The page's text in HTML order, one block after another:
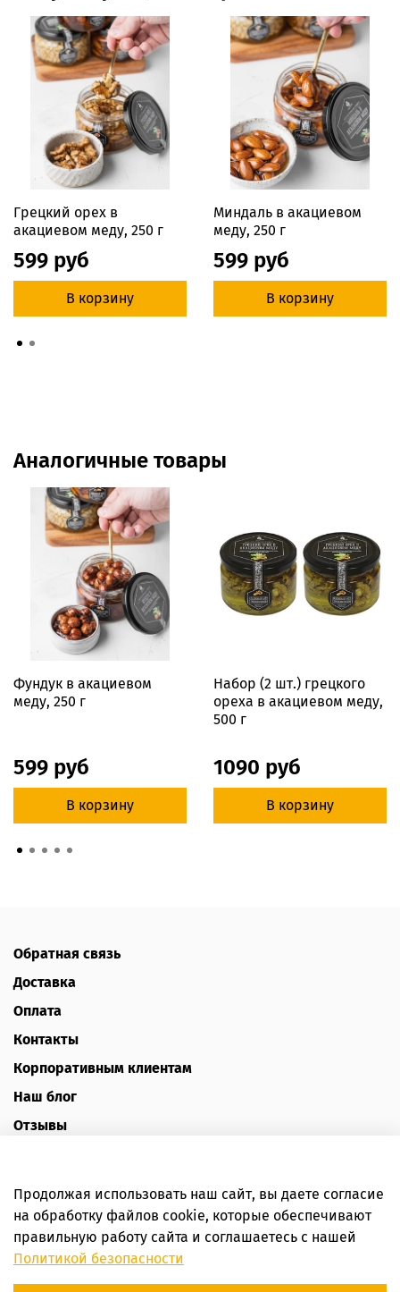
Грецкий орех в
акациевом меду, 250 г
599 руб
В корзину
Миндаль в акациевом
меду, 250 г
599 руб
В корзину
Аналогичные товары
Фундук в акациевом
меду, 250 г
599 руб
В корзину
Набор (2 шт.) грецкого
ореха в акациевом меду,
500 г
1090 руб
В корзину
Обратная связь
Доставка
Оплата
Контакты
Корпоративным клиентам
Наш блог
Отзывы
Пользовательское соглашение
Интернет-магазин HoneyForYou
Продолжая использовать наш сайт, вы даете согласие
на обработку файлов cookie, которые обеспечивают
правильную работу сайта и соглашаетесь с нашей
Политикой безопасности